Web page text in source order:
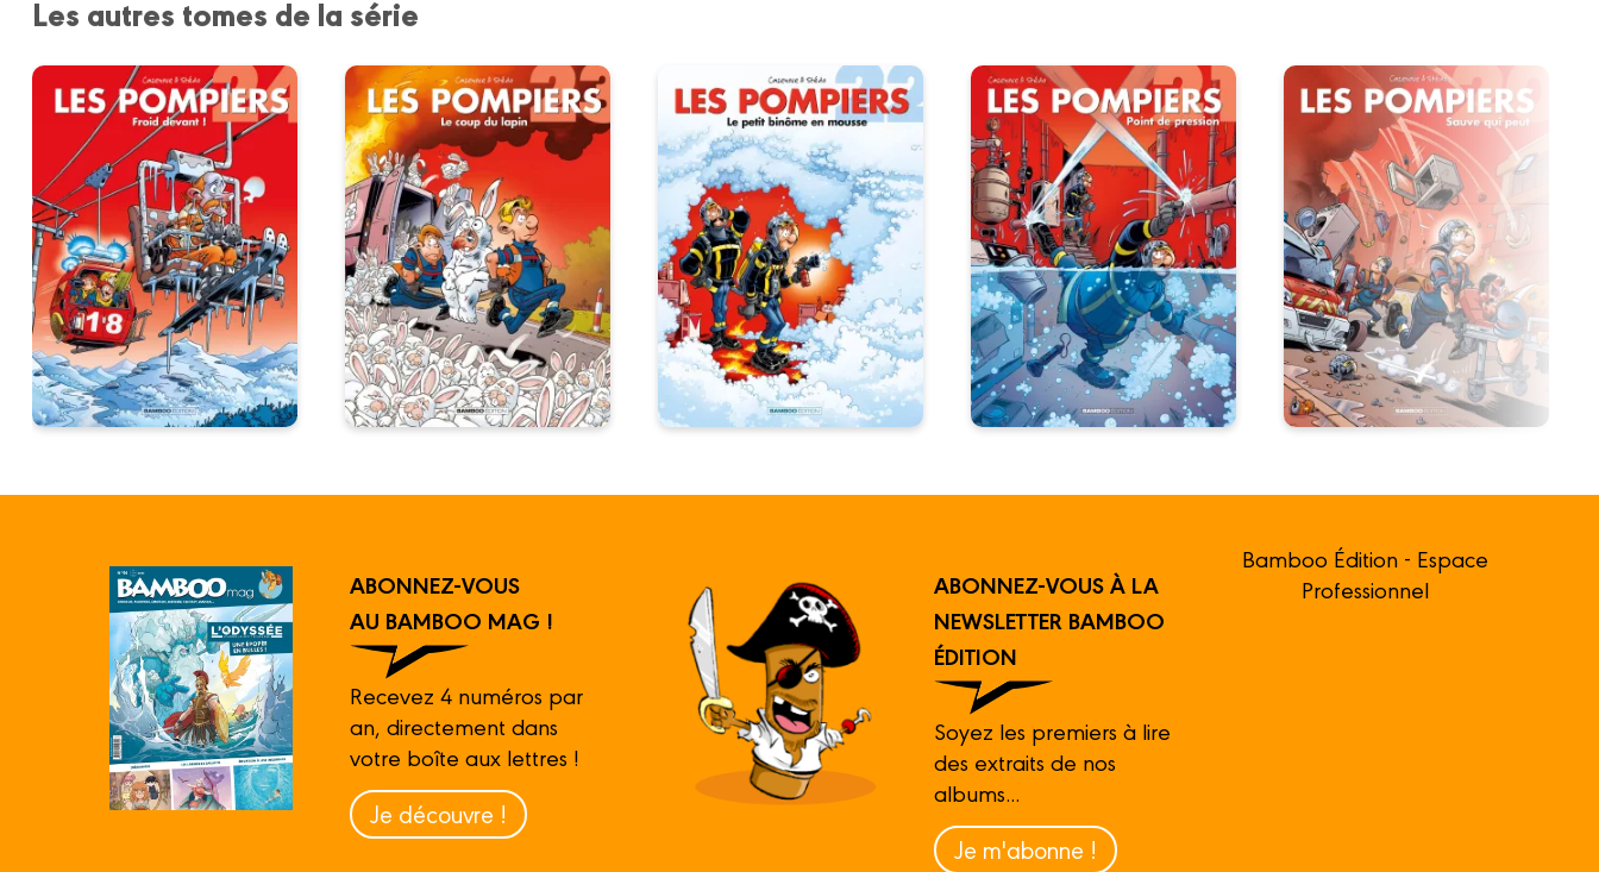
Les autres tomes de la série
ABONNEZ-VOUS
AU BAMBOO MAG !
Recevez 4 numéros par
an, directement dans
votre boîte aux lettres !
Je découvre !
ABONNEZ-VOUS À LA
NEWSLETTER BAMBOO
ÉDITION
Soyez les premiers à lire
des extraits de nos
albums...
Je m'abonne !
Bamboo Édition - Espace
Professionnel